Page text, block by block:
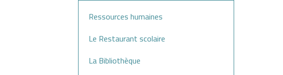
Ressources humaines
Le Restaurant scolaire
La Bibliothèque